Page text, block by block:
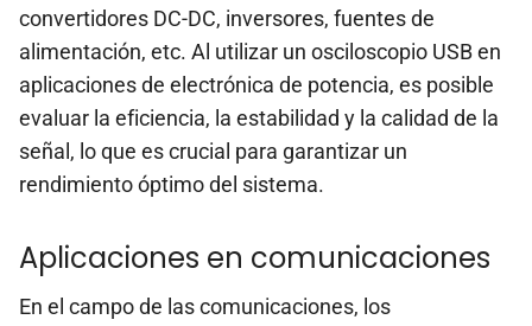
convertidores DC-DC, inversores, fuentes de
alimentación, etc. Al utilizar un osciloscopio USB en
aplicaciones de electrónica de potencia, es posible
evaluar la eficiencia, la estabilidad y la calidad de la
señal, lo que es crucial para garantizar un
rendimiento óptimo del sistema.
Aplicaciones en comunicaciones
En el campo de las comunicaciones, los